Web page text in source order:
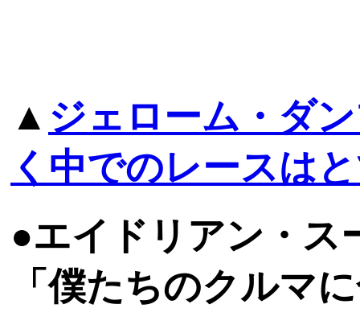
▲ ジェローム・ダ
く中でのレースは
●エイドリアン・ス
「僕たちのクルマ